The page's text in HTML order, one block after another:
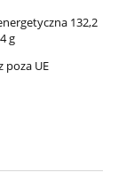
132,2
g
poza UE